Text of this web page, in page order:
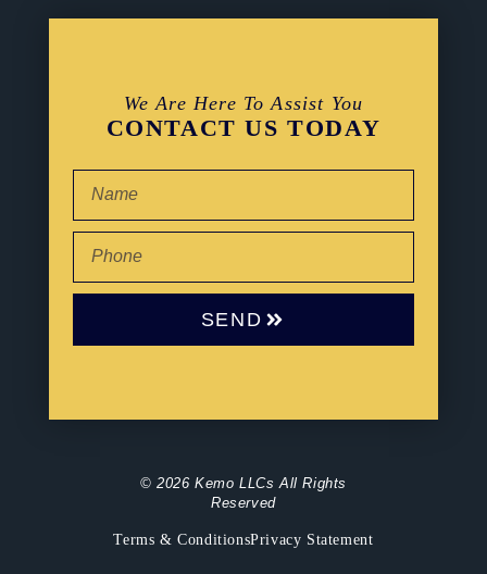
We Are Here To Assist You
CONTACT US TODAY
SEND
© 2026 Kemo LLCs All Rights
Reserved
Terms & ConditionsPrivacy Statement